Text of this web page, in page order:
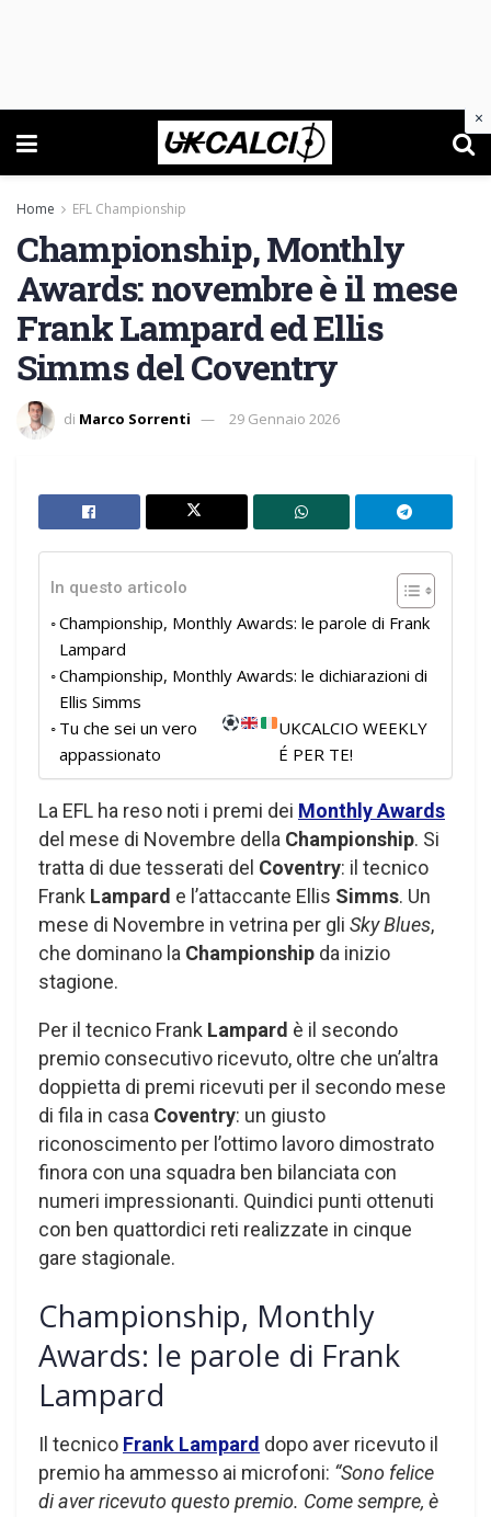
Home EFL Championship
Championship, Monthly
Awards: novembre è il mese
Frank Lampard ed Ellis
Simms del Coventry
di Marco Sorrenti 29 Gennaio 2026
In questo articolo
Championship, Monthly Awards: le parole di Frank
Lampard
Championship, Monthly Awards: le dichiarazioni di
Ellis Simms
Tu che sei un vero
appassionato
UKCALCIO WEEKLY
É PER TE!
La EFL ha reso noti i premi dei Monthly Awards
del mese di Novembre della Championship. Si
tratta di due tesserati del Coventry: il tecnico
Frank Lampard e l’attaccante Ellis Simms. Un
mese di Novembre in vetrina per gli Sky Blues,
che dominano la Championship da inizio
stagione.
Per il tecnico Frank Lampard è il secondo
premio consecutivo ricevuto, oltre che un’altra
doppietta di premi ricevuti per il secondo mese
di fila in casa Coventry: un giusto
riconoscimento per l’ottimo lavoro dimostrato
finora con una squadra ben bilanciata con
numeri impressionanti. Quindici punti ottenuti
con ben quattordici reti realizzate in cinque
gare stagionale.
Championship, Monthly
Awards: le parole di Frank
Lampard
Il tecnico Frank Lampard dopo aver ricevuto il
premio ha ammesso ai microfoni: “Sono felice
di aver ricevuto questo premio. Come sempre, è
×